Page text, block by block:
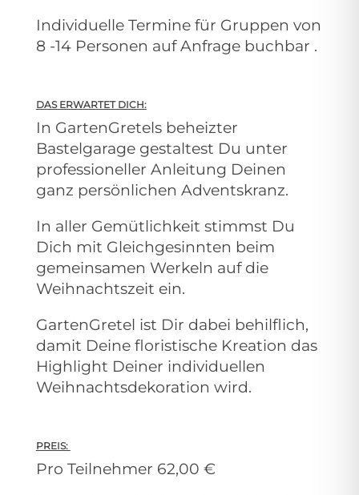
Individuelle Termine für Gruppen von
8 -14 Personen auf Anfrage buchbar .
DAS ERWARTET DICH:
In GartenGretels beheizter
Bastelgarage gestaltest Du unter
professioneller Anleitung Deinen
ganz persönlichen Adventskranz.
In aller Gemütlichkeit stimmst Du
Dich mit Gleichgesinnten beim
gemeinsamen Werkeln auf die
Weihnachtszeit ein.
GartenGretel ist Dir dabei behilflich,
damit Deine floristische Kreation das
Highlight Deiner individuellen
Weihnachtsdekoration wird.
PREIS:
Pro Teilnehmer 62,00 €